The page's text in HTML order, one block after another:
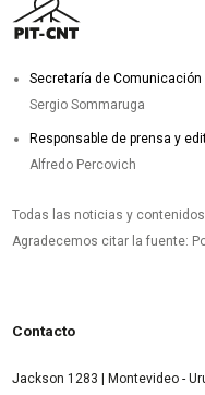
Secretaría de Comunicación
Sergio Sommaruga
Responsable de prensa y
Alfredo Percovich
Todas las noticias y
Agradecemos citar la fuente:
Contacto
Jackson 1283 | Montevideo -